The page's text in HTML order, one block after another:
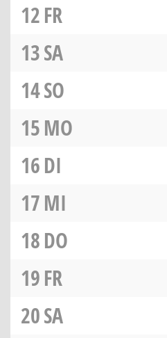
12FR
13SA
14SO
15MO
16DI
17MI
18DO
19FR
20SA